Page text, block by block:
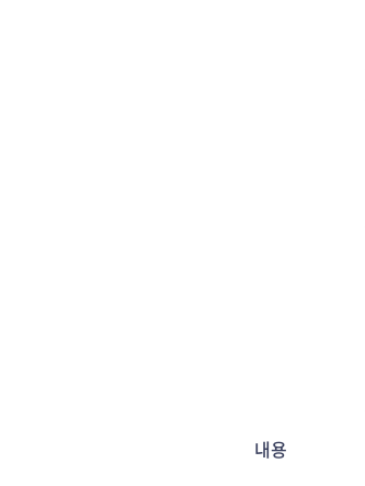
내용